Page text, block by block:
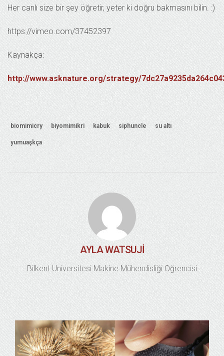
Her canlı size bir şey öğretir, yeter ki doğru bakmasını bilin. :)
https://vimeo.com/37452397
Kaynakça:
http://www.asknature.org/strategy/
biomimicry biyomimikri kabuk siphuncle su altı
yumuaşkça
AYLA WATSUJI
Bilkent Üniversitesi Makine Mühendisliği Öğrencisi